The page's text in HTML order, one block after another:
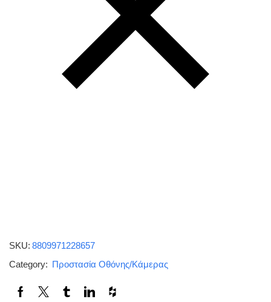
SKU: 8809971228657
Category: Προστασία Οθόνης/Κάμερας